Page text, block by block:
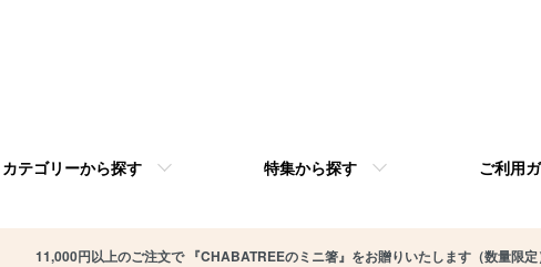
カテゴリーから探す 特集から探す ご利用
11,000円以上のご注文で 『CHABATREEのミニ箸』をお贈りいたします（数量限定